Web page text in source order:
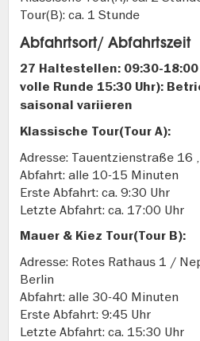
Tour(B): ca. 1 Stunde
Abfahrtsort/ Abfahrtszeit
27 Haltestellen: 09:30-
volle Runde 15:30 Uhr):
saisonal variieren
Klassische Tour(Tour A):
Adresse: Tauentzienstraße 16
Abfahrt: alle 10-15 Minuten
Erste Abfahrt: ca. 9:30 Uhr
Letzte Abfahrt: ca. 17:00 Uhr
Mauer & Kiez Tour(Tour B):
Adresse: Rotes Rathaus 1 /
Berlin
Abfahrt: alle 30-40 Minuten
Erste Abfahrt: 9:45 Uhr
Letzte Abfahrt: ca. 15:30 Uhr